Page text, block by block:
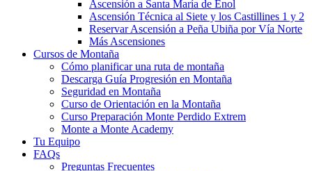
Ascensión a Santa María de Enol
Ascensión Técnica al Siete y los Castillines 1 y 2
Reservar Ascensión a Peña Ubiña por Vía Norte
Más Ascensiones
Cursos de Montaña
Cómo planificar una ruta de montaña
Descarga Guía Progresión en Montaña
Seguridad en Montaña
Curso de Orientación en la Montaña
Curso Preparación Monte Perdido Extrem
Monte a Monte Academy
Tu Equipo
FAQs
Preguntas Frecuentes